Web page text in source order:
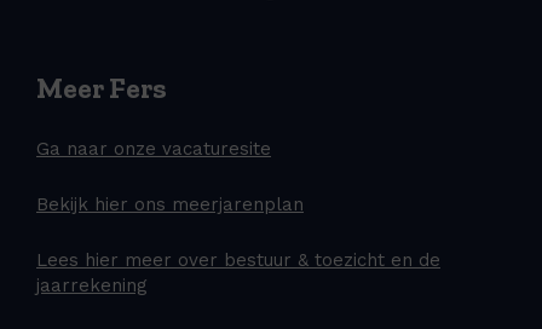
Meer Fers
Ga naar onze vacaturesite
Bekijk hier ons meerjarenplan
Lees hier meer over bestuur & toezicht en de
jaarrekening